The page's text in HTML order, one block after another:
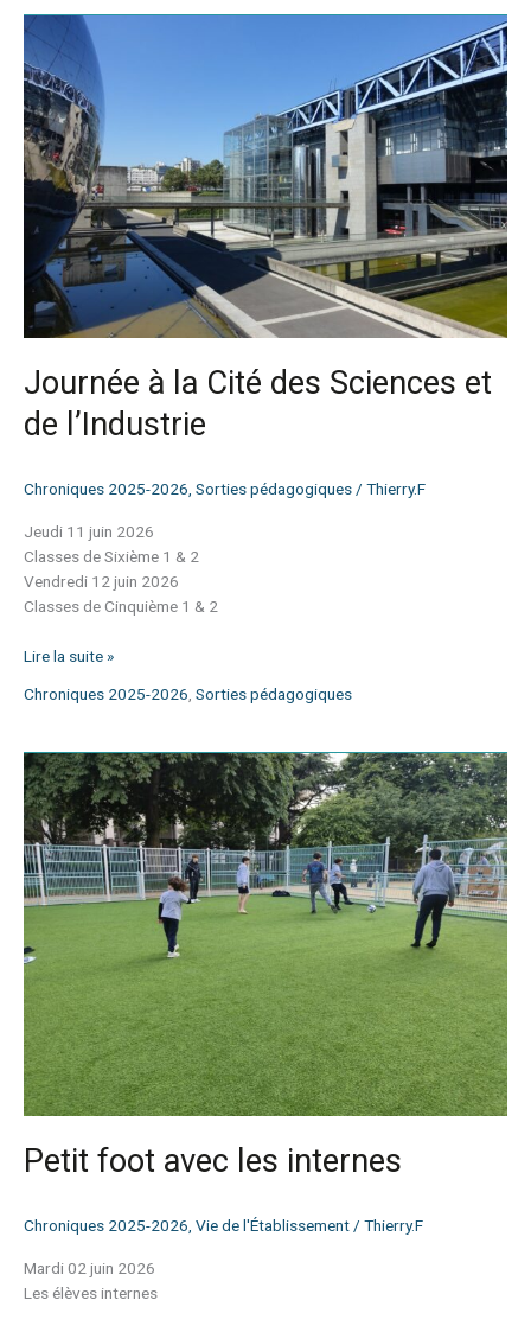
Journée à la Cité des Sciences et
de l’Industrie
Chroniques 2025-2026 Sorties pédagogiques / Thierry.F
Jeudi 11 juin 2026
Classes de Sixième 1 & 2
Vendredi 12 juin 2026
Classes de Cinquième 1 & 2
Journée
la
Cité
des
Sciences
et
de
l’Industrie
Lire la suite »
Chroniques 2025-2026 Sorties pédagogiques
Petit foot avec les internes
Chroniques 2025-2026 Vie de l'Établissement / Thierry.F
Mardi 02 juin 2026
Les élèves internes
Petit
foot
avec
les
internes